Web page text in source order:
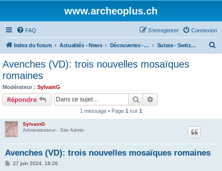
www.archeoplus.ch
FAQ Connexion
S’enregistrer
Index du forum Actualités - News Découvertes - Discoveries Suisse - Switzerland
Avenches (VD): trois nouvelles mosaïques
romaines
Modérateur : SylvainG
Répondre Rechercher
1 message • Page 1 sur 1
SylvainG
Administrateur - Site Admin
Avenches (VD): trois nouvelles mosaïques romaines
M27 juin 2024, 18:26